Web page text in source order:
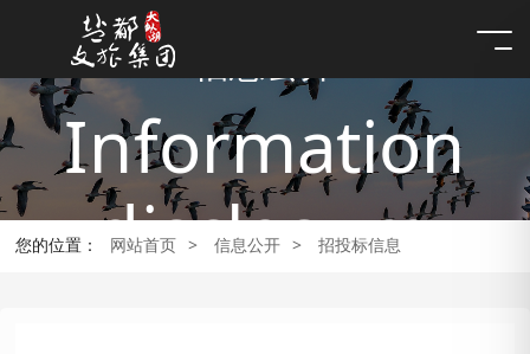
Information
disclosure
您的位置： 网站首页 > 信息公开 > 招投标信息